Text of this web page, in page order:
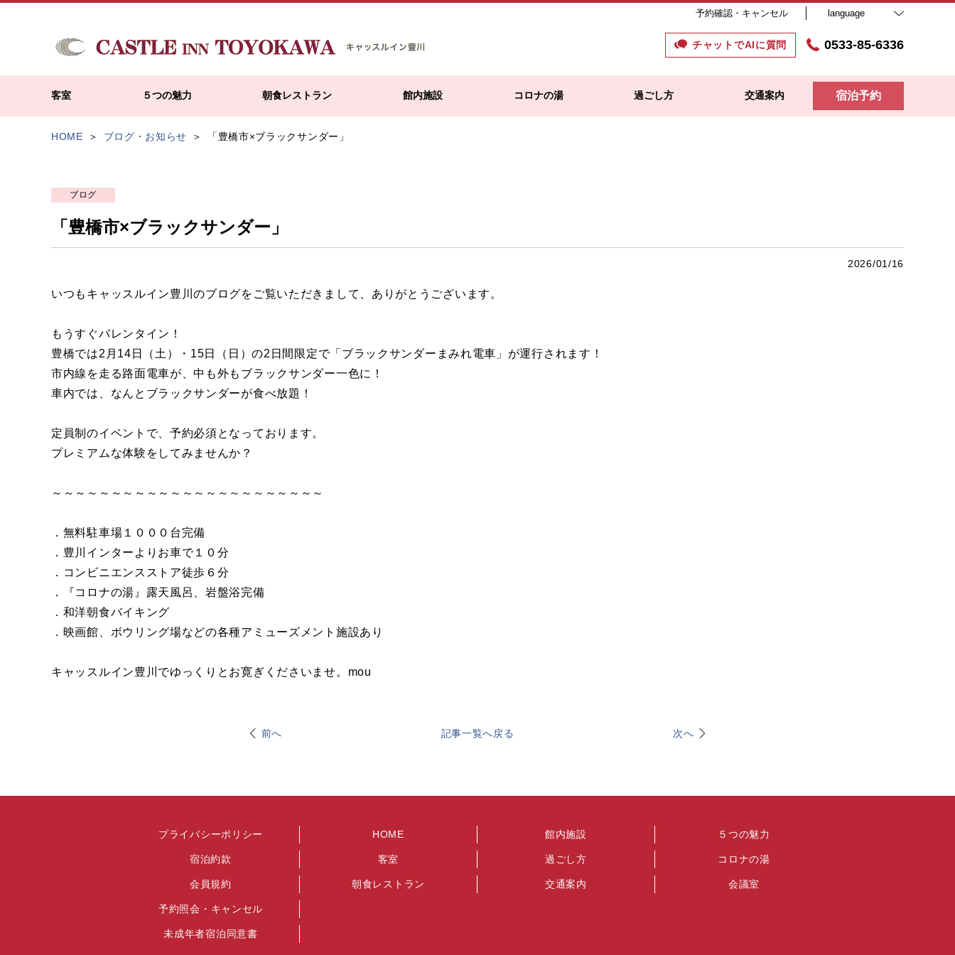
予約確認・キャンセル language
チャットでAIに質問 0533-85-6336
客室 ５つの魅力 朝食レストラン 館内施設 コロナの湯 過ごし方 交通案内 宿泊予約
HOME ブログ・お知らせ 「豊橋市×ブラックサンダー」
ブログ
「豊橋市×ブラックサンダー」
2026/01/16
いつもキャッスルイン豊川のブログをご覧いただきまして、ありがとうございます。
もうすぐバレンタイン！
豊橋では2月14日（土）・15日（日）の2日間限定で「ブラックサンダーまみれ電車」が運行されます！
市内線を走る路面電車が、中も外もブラックサンダー一色に！
車内では、なんとブラックサンダーが食べ放題！
定員制のイベントで、予約必須となっております。
プレミアムな体験をしてみませんか？
～～～～～～～～～～～～～～～～～～～～～～～
．無料駐車場１０００台完備
．豊川インターよりお車で１０分
．コンビニエンスストア徒歩６分
．『コロナの湯』露天風呂、岩盤浴完備
．和洋朝食バイキング
．映画館、ボウリング場などの各種アミューズメント施設あり
キャッスルイン豊川でゆっくりとお寛ぎくださいませ。mou
前へ 記事一覧へ戻る 次へ
プライバシーポリシー
宿泊約款
会員規約
予約照会・キャンセル
未成年者宿泊同意書
HOME
客室
朝食レストラン
館内施設
過ごし方
交通案内
５つの魅力
コロナの湯
会議室